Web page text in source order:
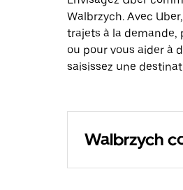
Walbrzych. Avec
trajets à la demande,
ou pour vous aider à
saisissez une
Walbrzych